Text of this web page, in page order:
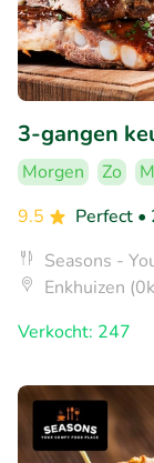
3-gangen
Morgen Zo
9.5
Perfect •
Seasons -
Enkhuizen
Verkocht: 247